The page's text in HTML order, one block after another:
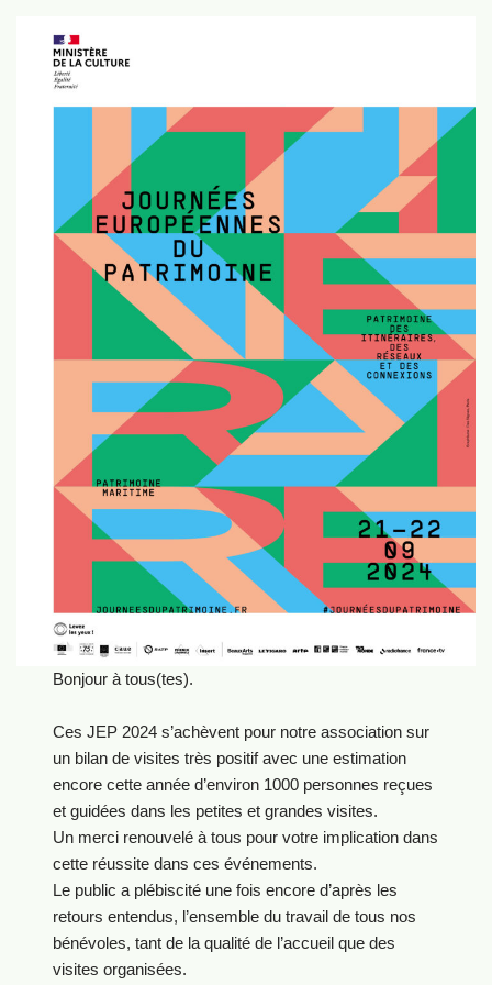
Bonjour à tous(tes).
Ces JEP 2024 s’achèvent pour notre association sur
un bilan de visites très positif avec une estimation
encore cette année d’environ 1000 personnes reçues
et guidées dans les petites et grandes visites.
Un merci renouvelé à tous pour votre implication dans
cette réussite dans ces événements.
Le public a plébiscité une fois encore d’après les
retours entendus, l’ensemble du travail de tous nos
bénévoles, tant de la qualité de l’accueil que des
visites organisées.